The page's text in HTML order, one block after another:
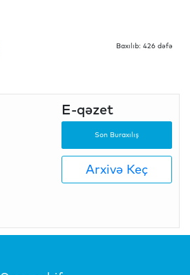
Baxılıb: 426 dəfə
E-qəzet
Son Buraxılış
Arxivə Keç